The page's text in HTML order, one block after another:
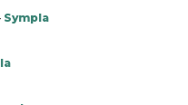
Sympla